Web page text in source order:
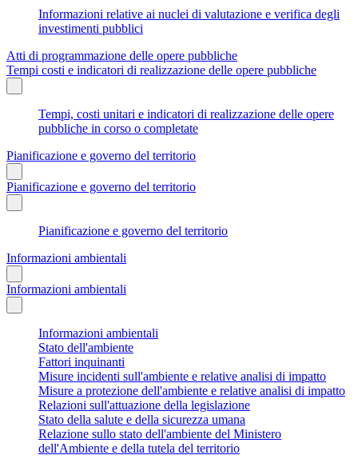
Informazioni relative ai nuclei di valutazione e verifica degli
investimenti pubblici
Atti di programmazione delle opere pubbliche
Tempi costi e indicatori di realizzazione delle opere pubbliche
Tempi, costi unitari e indicatori di realizzazione delle opere
pubbliche in corso o completate
Pianificazione e governo del territorio
Pianificazione e governo del territorio
Pianificazione e governo del territorio
Informazioni ambientali
Informazioni ambientali
Informazioni ambientali
Stato dell'ambiente
Fattori inquinanti
Misure incidenti sull'ambiente e relative analisi di impatto
Misure a protezione dell'ambiente e relative analisi di impatto
Relazioni sull'attuazione della legislazione
Stato della salute e della sicurezza umana
Relazione sullo stato dell'ambiente del Ministero
dell'Ambiente e della tutela del territorio